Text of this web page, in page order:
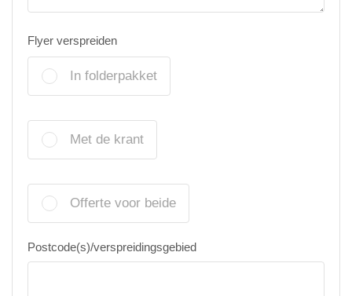
Flyer verspreiden
In folderpakket
Met de krant
Offerte voor beide
Postcode(s)/verspreidingsgebied